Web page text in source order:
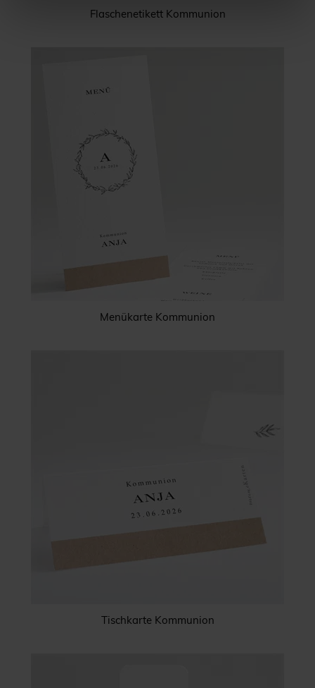
Flaschenetikett Kommunion
Menükarte Kommunion
Tischkarte Kommunion